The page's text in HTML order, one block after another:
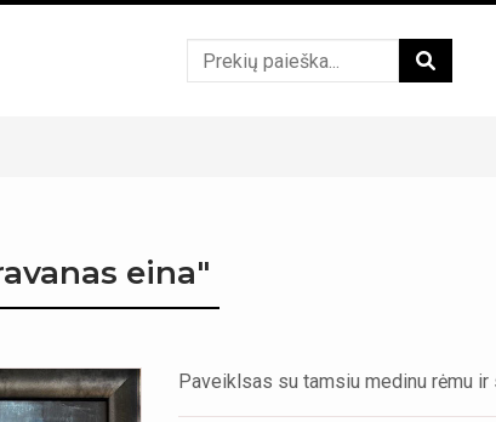
eina"
Paveiklsas su tamsiu medinu rėmu